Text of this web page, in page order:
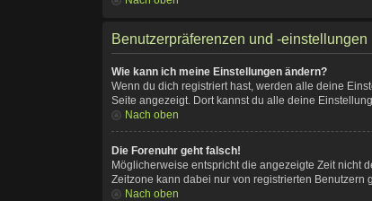
Benutzerpräferenzen und -einstellungen
Wie kann ich meine Einstellungen ändern?
Wenn du dich registriert hast, werden alle deine
Seite angezeigt. Dort kannst du alle deine
Nach oben
Die Forenuhr geht falsch!
Möglicherweise entspricht die angezeigte Zeit nicht
Zeitzone kann dabei nur von registrierten Benutzern
Nach oben